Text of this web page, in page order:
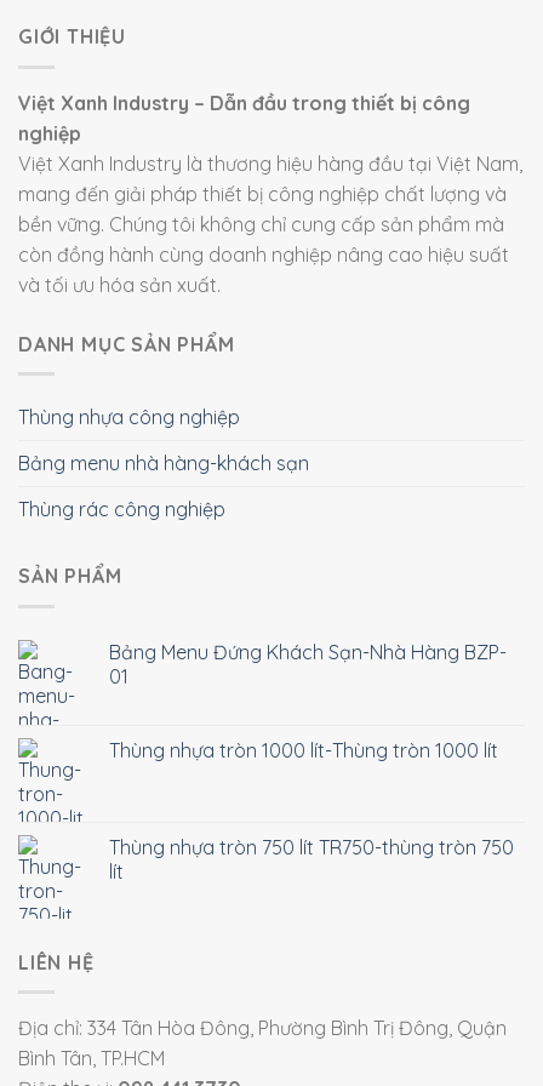
GIỚI THIỆU
Việt Xanh Industry – Dẫn đầu trong thiết bị công
nghiệp
Việt Xanh Industry là thương hiệu hàng đầu tại Việt Nam,
mang đến giải pháp thiết bị công nghiệp chất lượng và
bền vững. Chúng tôi không chỉ cung cấp sản phẩm mà
còn đồng hành cùng doanh nghiệp nâng cao hiệu suất
và tối ưu hóa sản xuất.
DANH MỤC SẢN PHẨM
Thùng nhựa công nghiệp
Bảng menu nhà hàng-khách sạn
Thùng rác công nghiệp
SẢN PHẨM
Bảng Menu Đứng Khách Sạn-Nhà Hàng BZP-
01
Thùng nhựa tròn 1000 lít-Thùng tròn 1000 lít
Thùng nhựa tròn 750 lít TR750-thùng tròn 750
lít
LIÊN HỆ
Địa chỉ: 334 Tân Hòa Đông, Phường Bình Trị Đông, Quận
Bình Tân, TP.HCM